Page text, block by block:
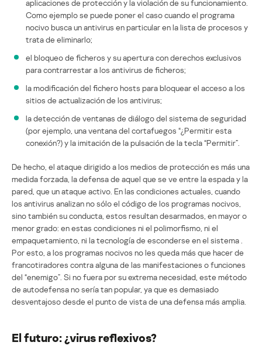
aplicaciones de protección y la violación de su funcionamiento.
Como ejemplo se puede poner el caso cuando el programa
nocivo busca un antivirus en particular en la lista de procesos y
trata de eliminarlo;
el bloqueo de ficheros y su apertura con derechos exclusivos
para contrarrestar a los antivirus de ficheros;
la modificación del fichero hosts para bloquear el acceso a los
sitios de actualización de los antivirus;
la detección de ventanas de diálogo del sistema de seguridad
(por ejemplo, una ventana del cortafuegos “¿Permitir esta
conexión?) y la imitación de la pulsación de la tecla “Permitir”.
De hecho, el ataque dirigido a los medios de protección es más una
medida forzada, la defensa de aquel que se ve entre la espada y la
pared, que un ataque activo. En las condiciones actuales, cuando
los antivirus analizan no sólo el código de los programas nocivos,
sino también su conducta, estos resultan desarmados, en mayor o
menor grado: en estas condiciones ni el polimorfismo, ni el
empaquetamiento, ni la tecnología de esconderse en el sistema .
Por esto, a los programas nocivos no les queda más que hacer de
francotiradores contra alguna de las manifestaciones o funciones
del “enemigo”. Si no fuera por su extrema necesidad, este método
de autodefensa no sería tan popular, ya que es demasiado
desventajoso desde el punto de vista de una defensa más amplia.
El futuro: ¿virus reflexivos?